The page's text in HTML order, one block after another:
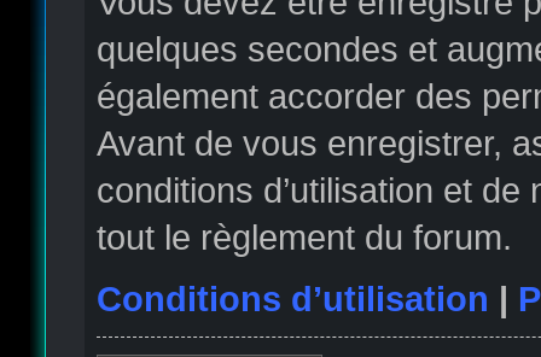
quelques secondes et
également accorder des
Avant de vous enregistrer,
conditions d’utilisation et
tout le règlement du forum.
Conditions d’utilisation |